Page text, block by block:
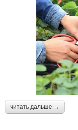
читать дальше →